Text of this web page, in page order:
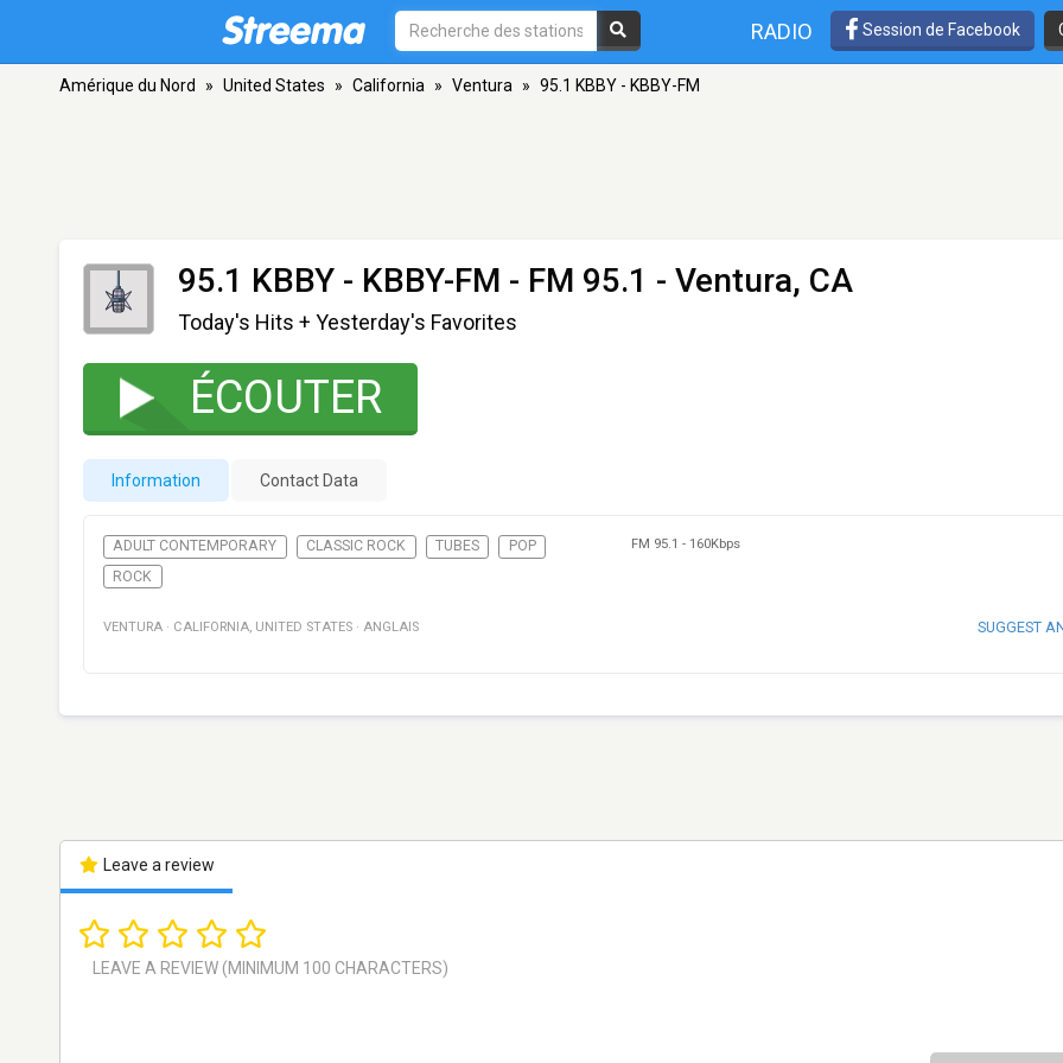
RADIO Session de Facebook
Amérique du Nord » United States » California » Ventura » 95.1 KBBY - KBBY-FM
95.1 KBBY - KBBY-FM - FM 95.1 - Ventura, CA
Today's Hits + Yesterday's Favorites
ÉCOUTER
Information Contact Data
ADULT CONTEMPORARY CLASSIC ROCK TUBES
POP
ROCK
FM 95.1 - 160Kbps
VENTURA · CALIFORNIA, UNITED STATES · ANGLAIS SUGGEST
Leave a review